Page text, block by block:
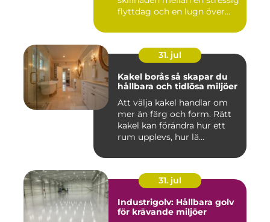
flyttdag och en lugn över...
31. jul
Kakel borås så skapar du
hållbara och tidlösa miljöer
Att välja kakel handlar om
mer än färg och form. Rätt
kakel kan förändra hur ett
rum upplevs, hur lä...
31. jul
Industrigolv: Hållbara golv
för krävande miljöer